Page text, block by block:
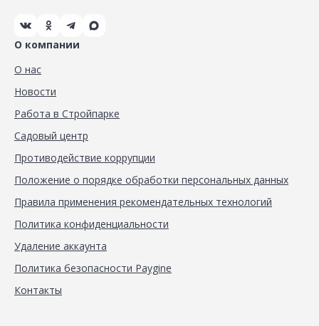
О компании
О нас
Новости
Работа в Стройпарке
Садовый центр
Противодействие коррупции
Положение о порядке обработки персональных данных
Правила применения рекомендательных технологий
Политика конфиденциальности
Удаление аккаунта
Политика безопасности Paygine
Контакты